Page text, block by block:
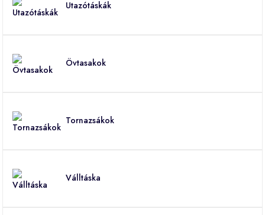
Utazótáskák
Övtasakok
Tornazsákok
Válltáska